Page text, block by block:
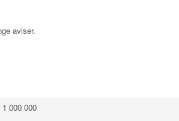
aviser.
1 000 000